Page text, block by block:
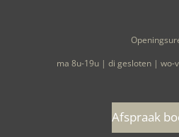
ma 8u-19u | di gesloten | wo-
Afspraak